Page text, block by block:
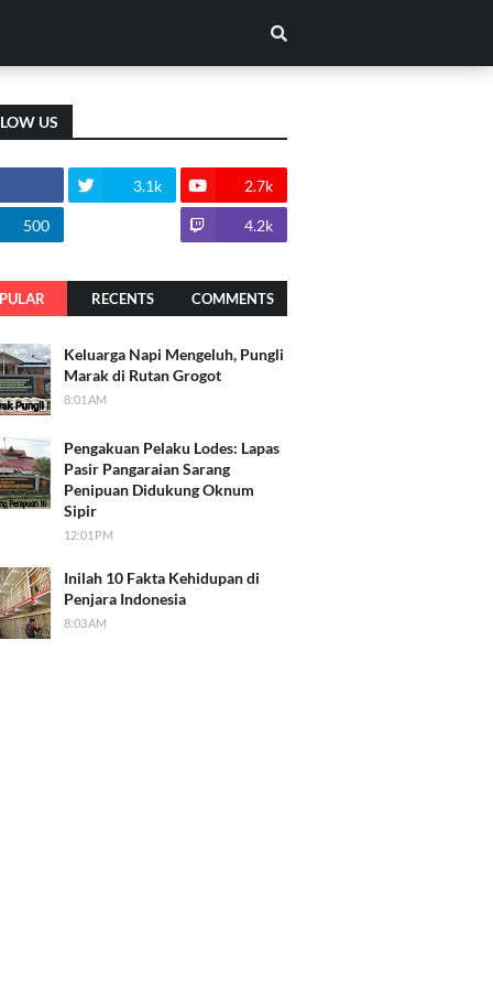
US
3.1k 2.7k
500 4.2k
RECENTS COMMENTS
Keluarga Napi Mengeluh, Pungli
Marak di Rutan Grogot
8:01 AM
Pengakuan Pelaku Lodes: Lapas
Pasir Pangaraian Sarang
Penipuan Didukung Oknum
Sipir
12:01 PM
Inilah 10 Fakta Kehidupan di
Penjara Indonesia
8:03 AM